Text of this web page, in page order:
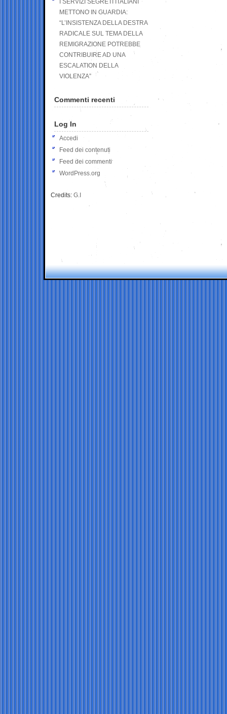
I SERVIZI SEGRETI ITALIANI
METTONO IN GUARDIA:
“L’INSISTENZA DELLA DESTRA
RADICALE SUL TEMA DELLA
REMIGRAZIONE POTREBBE
CONTRIBUIRE AD UNA
ESCALATION DELLA
VIOLENZA”
Commenti recenti
Log In
Accedi
Feed dei contenuti
Feed dei commenti
WordPress.org
Credits: G.I